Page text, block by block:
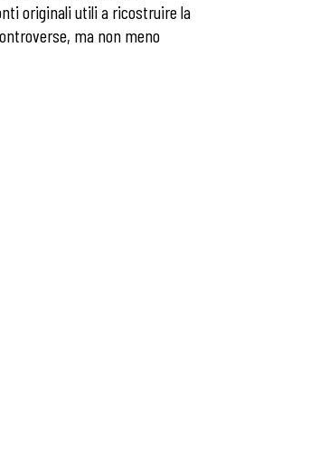
originali utili a ricostruire la
ma non meno